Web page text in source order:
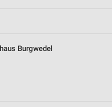
Burgwedel